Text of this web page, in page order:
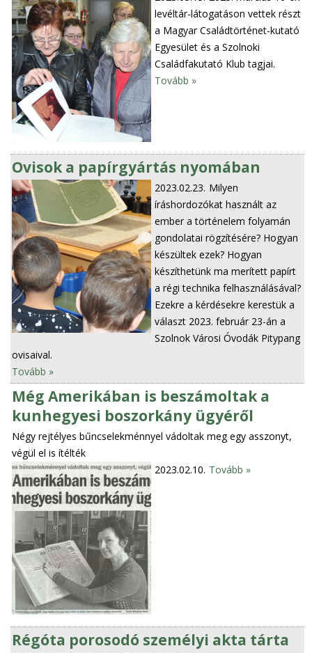
levéltár-látogatáson vettek részt
a Magyar Családtörténet-kutató
Egyesület és a Szolnoki
Családfakutató Klub tagjai.
Tovább »
Ovisok a papírgyártás nyomában
2023.02.23. Milyen
íráshordozókat használt az
ember a történelem folyamán
gondolatai rögzítésére? Hogyan
készültek ezek? Hogyan
készíthetünk ma merített papírt
a régi technika felhasználásával?
Ezekre a kérdésekre kerestük a
választ 2023. február 23-án a
Szolnok Városi Óvodák Pitypang
ovisaival.
Tovább »
Még Amerikában is beszámoltak a
kunhegyesi boszorkány ügyéről
Négy rejtélyes bűncselekménnyel vádoltak meg egy asszonyt,
végül el is ítélték
2023.02.10. Tovább »
Régóta porosodó személyi akta tárta